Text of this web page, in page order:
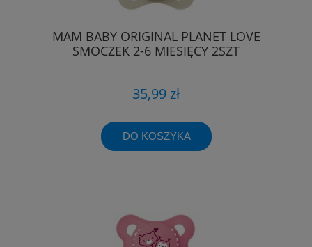
MAM BABY ORIGINAL PLANET LOVE
SMOCZEK 2-6 MIESIĘCY 2SZT
35,99 zł
DO KOSZYKA